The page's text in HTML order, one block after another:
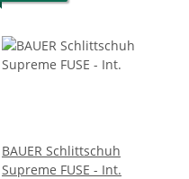
BAUER Schlittschuh
Supreme FUSE - Int.